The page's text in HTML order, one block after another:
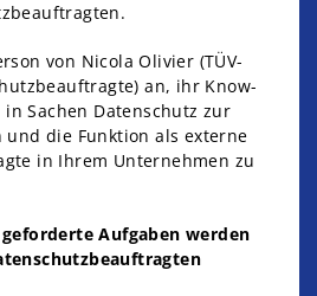
von Nicola Olivier (TÜV-
an, ihr Know-
Sachen Datenschutz zur
die Funktion als externe
in Ihrem Unternehmen zu
Aufgaben werden